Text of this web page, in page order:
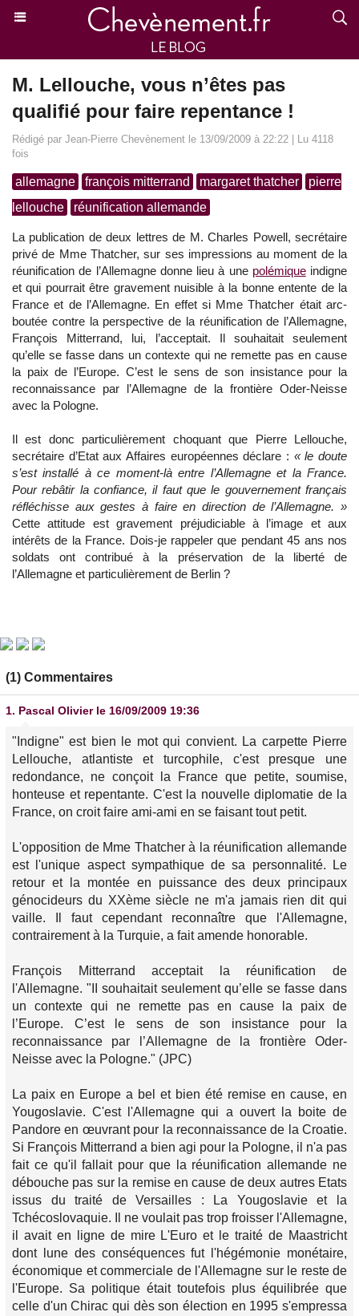
M. Lellouche, vous n’êtes pas
qualifié pour faire repentance !
Rédigé par Jean-Pierre Chevènement le 13/09/2009 à 22:22 | Lu 4118
fois
allemagne françois mitterrand margaret thatcher
pierre
lellouche
réunification allemande
La publication de deux lettres de M. Charles Powell, secrétaire
privé de Mme Thatcher, sur ses impressions au moment de la
réunification de l’Allemagne donne lieu à une polémiqueindigne
et qui pourrait être gravement nuisible à la bonne entente de la
France et de l’Allemagne. En effet si Mme Thatcher était arc-
boutée contre la perspective de la réunification de l’Allemagne,
François Mitterrand, lui, l’acceptait. Il souhaitait seulement
qu’elle se fasse dans un contexte qui ne remette pas en cause
la paix de l’Europe. C’est le sens de son insistance pour la
reconnaissance par l’Allemagne de la frontière Oder-Neisse
avec la Pologne.
Il est donc particulièrement choquant que Pierre Lellouche,
secrétaire d’Etat aux Affaires européennes déclare : « le doute
s’est installé à ce moment-là entre l’Allemagne et la France.
Pour rebâtir la confiance, il faut que le gouvernement français
réfléchisse aux gestes à faire en direction de l’Allemagne. »
Cette attitude est gravement préjudiciable à l’image et aux
intérêts de la France. Dois-je rappeler que pendant 45 ans nos
soldats ont contribué à la préservation de la liberté de
l’Allemagne et particulièrement de Berlin ?
(1) Commentaires
1. Pascal Olivier le 16/09/2009 19:36
"Indigne" est bien le mot qui convient. La carpette Pierre
Lellouche, atlantiste et turcophile, c'est presque une
redondance, ne conçoit la France que petite, soumise,
honteuse et repentante. C'est la nouvelle diplomatie de la
France, on croit faire ami-ami en se faisant tout petit.
L'opposition de Mme Thatcher à la réunification allemande
est l'unique aspect sympathique de sa personnalité. Le
retour et la montée en puissance des deux principaux
génocideurs du XXème siècle ne m'a jamais rien dit qui
vaille. Il faut cependant reconnaître que l'Allemagne,
contrairement à la Turquie, a fait amende honorable.
François Mitterrand acceptait la réunification de
l'Allemagne. "II souhaitait seulement qu’elle se fasse dans
un contexte qui ne remette pas en cause la paix de
l’Europe. C’est le sens de son insistance pour la
reconnaissance par l’Allemagne de la frontière Oder-
Neisse avec la Pologne." (JPC)
La paix en Europe a bel et bien été remise en cause, en
Yougoslavie. C'est l'Allemagne qui a ouvert la boite de
Pandore en œuvrant pour la reconnaissance de la Croatie.
Si François Mitterrand a bien agi pour la Pologne, il n'a pas
fait ce qu'il fallait pour que la réunification allemande ne
débouche pas sur la remise en cause de deux autres Etats
issus du traité de Versailles : La Yougoslavie et la
Tchécoslovaquie. Il ne voulait pas trop froisser l'Allemagne,
il avait en ligne de mire L'Euro et le traité de Maastricht
dont lune des conséquences fut l'hégémonie monétaire,
économique et commerciale de l'Allemagne sur le reste de
l'Europe. Sa politique était toutefois plus équilibrée que
celle d'un Chirac qui dès son élection en 1995 s'empressa